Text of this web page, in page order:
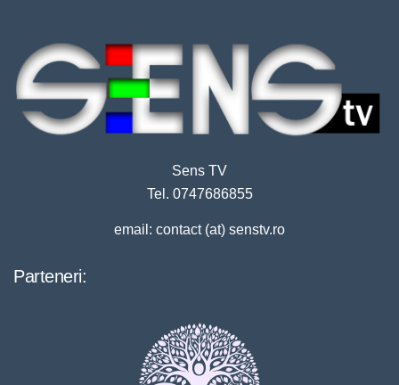
Sens TV
Tel. 0747686855
email: contact (at) senstv.ro
Parteneri: